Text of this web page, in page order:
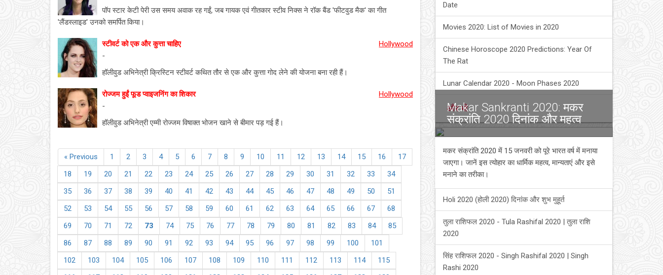
पॉप स्टार केटी पेरी उस समय अवाक रह गईं, जब गायक एवं गीतकार स्टीव निक्स ने रॉक बैंड 'फीटवुड मैक' का गीत
'लैंडस्लाइड' उनको समर्पित किया।
स्टीवर्ट को एक और कुत्ता चाहिए
Hollywood
-
हॉलीवुड अभिनेत्री क्रिस्टिन स्टीवर्ट कथित तौर से एक और कुत्ता गोद लेने की योजना बना रही हैं।
रोज्जम हुईं फूड प्वाइजनिंग का शिकार
Hollywood
-
हॉलीवुड अभिनेत्री एम्मी रोज्जम विषाक्त भोजन खाने से बीमार पड़ गई हैं।
« Previous 1 2 3 4 5 6 7 8 9 10 11 12 13 14 15 16
17
18
19 20 21 22 23 24 25 26 27 28 29 30 31 32 33
34
35
36 37 38 39 40 41 42 43 44 45 46 47 48 49 50
51
52
53 54 55 56 57 58 59 60 61 62 63 64 65 66 67
68
69
70 71 72 73 74 75 76 77 78 79 80 81 82 83 84
85
86
87 88 89 90 91 92 93 94 95 96 97 98 99 100
101
102
103 104 105 106 107 108 109 110 111 112 113 114
115
Date
Movies 2020: List of Movies in 2020
Chinese Horoscope 2020 Predictions: Year Of
The Rat
Lunar Calendar 2020 - Moon Phases 2020
और भी
Makar Sankranti 2020: मकर
संक्रांति 2020 दिनांक और महत्व
मकर संक्रांति 2020 में 15 जनवरी को पूरे भारत वर्ष में मनाया
जाएगा। जानें इस त्योहार का धार्मिक महत्व, मान्यताएं और इसे
मनाने का तरीका।
Holi 2020 (होली 2020) दिनांक और शुभ मुहूर्त
तुला राशिफल 2020 - Tula Rashifal 2020 | तुला राशि
2020
सिंह राशिफल 2020 - Singh Rashifal 2020 | Singh
Rashi 2020